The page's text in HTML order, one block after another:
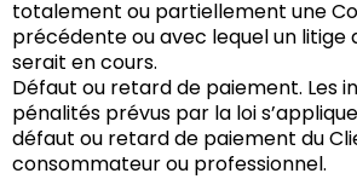
totalement ou partiellement une
précédente ou avec lequel un litige
serait en cours.
Défaut ou retard de paiement. Les
pénalités prévus par la loi
défaut ou retard de paiement du
consommateur ou professionnel.